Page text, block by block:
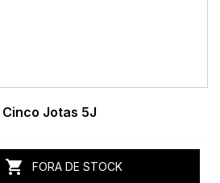
Jotas 5J
 FORA DE STOCK